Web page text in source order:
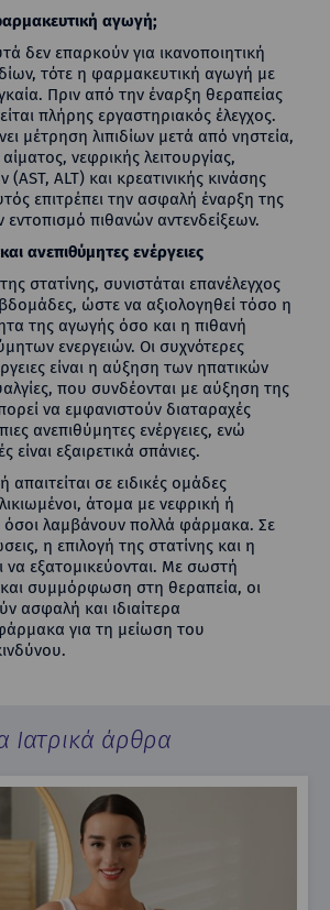
αγωγή;
δεν επαρκούν για ικανοποιητική
τότε η φαρμακευτική αγωγή με
Πριν από την έναρξη θεραπείας
πλήρης εργαστηριακός έλεγχος.
μέτρηση λιπιδίων μετά από νηστεία,
νεφρικής λειτουργίας,
ALT) και κρεατινικής κινάσης
επιτρέπει την ασφαλή έναρξη της
εντοπισμό πιθανών αντενδείξεων.
ανεπιθύμητες ενέργειες
στατίνης, συνιστάται επανέλεγχος
ώστε να αξιολογηθεί τόσο η
της αγωγής όσο και η πιθανή
ενεργειών. Οι συχνότερες
είναι η αύξηση των ηπατικών
που συνδέονται με αύξηση της
να εμφανιστούν διαταραχές
ανεπιθύμητες ενέργειες, ενώ
είναι εξαιρετικά σπάνιες.
απαιτείται σε ειδικές ομάδες
άτομα με νεφρική ή
όσοι λαμβάνουν πολλά φάρμακα. Σε
η επιλογή της στατίνης και η
να εξατομικεύονται. Με σωστή
συμμόρφωση στη θεραπεία, οι
ασφαλή και ιδιαίτερα
για τη μείωση του
Ιατρικά άρθρα